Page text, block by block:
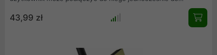
czterech urządzeń. Dzięki temu, podłączenie urządzeń takich
jak mysz, klawiatura, pendrive, czy też kamery jest niezwykle
43,99 zł